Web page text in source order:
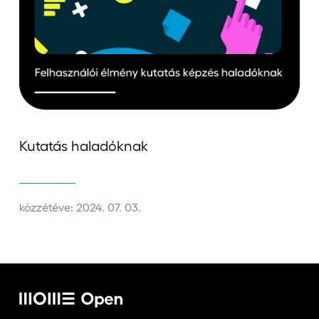
Jelentkezőknek
Kutatás haladóknak
közzétéve: 2024. 07. 03.